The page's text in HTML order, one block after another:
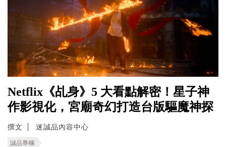
Netflix《乩身》5 大看點解密！星子神
作影視化，宮廟奇幻打造台版驅魔神探
撰文 迷誠品內容中心
誠品專欄